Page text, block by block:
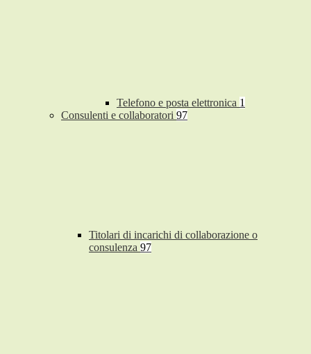
Telefono e posta elettronica 1
Consulenti e collaboratori 97
Titolari di incarichi di collaborazione o
consulenza 97